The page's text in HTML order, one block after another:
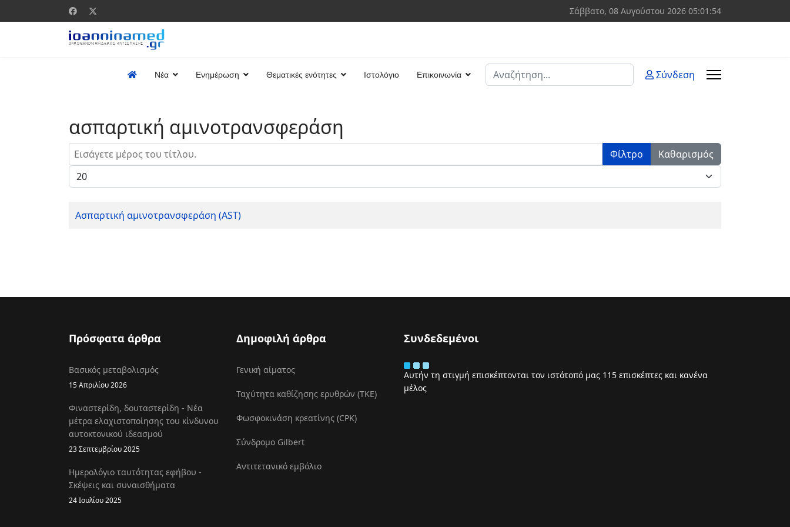
Σάββατο, 08 Αυγούστου 2026 05:01:54
Νέα Ενημέρωση Θεματικές ενότητες Ιστολόγιο Επικοινωνία
Αναζήτηση
Σύνδεση
ασπαρτική αμινοτρανσφεράση
Εισάγετε μέρος του τίτλου. Φίλτρο
Καθαρισμός
Εμφάνιση #
Ασπαρτική αμινοτρανσφεράση (AST)
Πρόσφατα άρθρα
Βασικός μεταβολισμός
15 Απριλίου 2026
Φιναστερίδη, δουταστερίδη - Νέα
μέτρα ελαχιστοποίησης του κίνδυνου
αυτοκτονικού ιδεασμού
23 Σεπτεμβρίου 2025
Ημερολόγιο ταυτότητας εφήβου -
Σκέψεις και συναισθήματα
24 Ιουλίου 2025
Δημοφιλή άρθρα
Γενική αίματος
Ταχύτητα καθίζησης ερυθρών (ΤΚΕ)
Φωσφοκινάση κρεατίνης (CPK)
Σύνδρομο Gilbert
Αντιτετανικό εμβόλιο
Συνδεδεμένοι
Αυτήν τη στιγμή επισκέπτονται τον ιστότοπό μας 115 επισκέπτες και κανένα
μέλος